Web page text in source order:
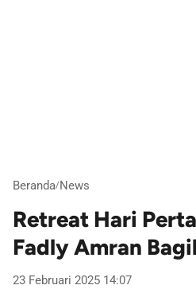
Beranda/News
Retreat Hari
Fadly Amran
23 Februari 2025 14:07